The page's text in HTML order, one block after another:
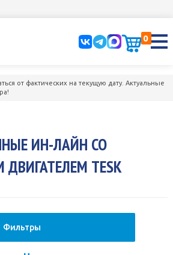
0
от фактических на текущую дату. Актуальные
ИН-ЛАЙН СО
TESK
Фильтры